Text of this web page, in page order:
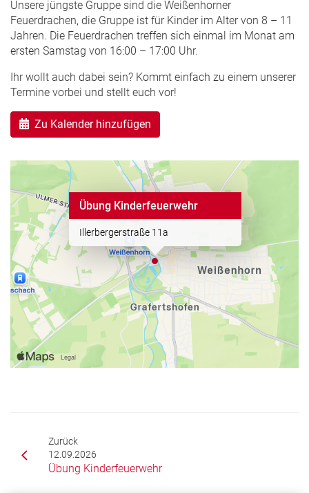
Unsere jüngste Gruppe sind die Weißenhorner
Feuerdrachen, die Gruppe ist für Kinder im Alter von 8 – 11
Jahren. Die Feuerdrachen treffen sich einmal im Monat am
ersten Samstag von 16:00 – 17:00 Uhr.
Ihr wollt auch dabei sein? Kommt einfach zu einem unserer
Termine vorbei und stellt euch vor!
Zu Kalender hinzufügen
Übung Kinderfeuerwehr
Illerbergerstraße 11a
Zurück
12.09.2026
Übung Kinderfeuerwehr